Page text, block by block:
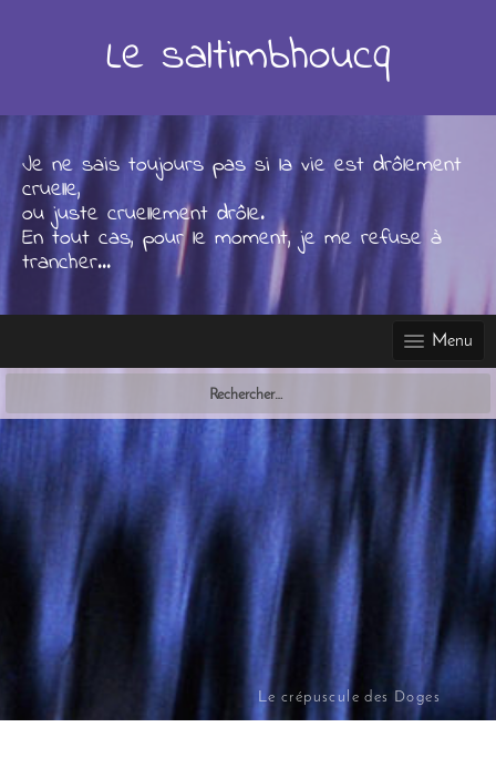
Le crépuscule des Doges
Le saltimbhoucq
Je ne sais toujours pas si la vie est drôlement
cruelle,
ou juste cruellement drôle.
En tout cas, pour le moment, je me refuse à
trancher...
Menu